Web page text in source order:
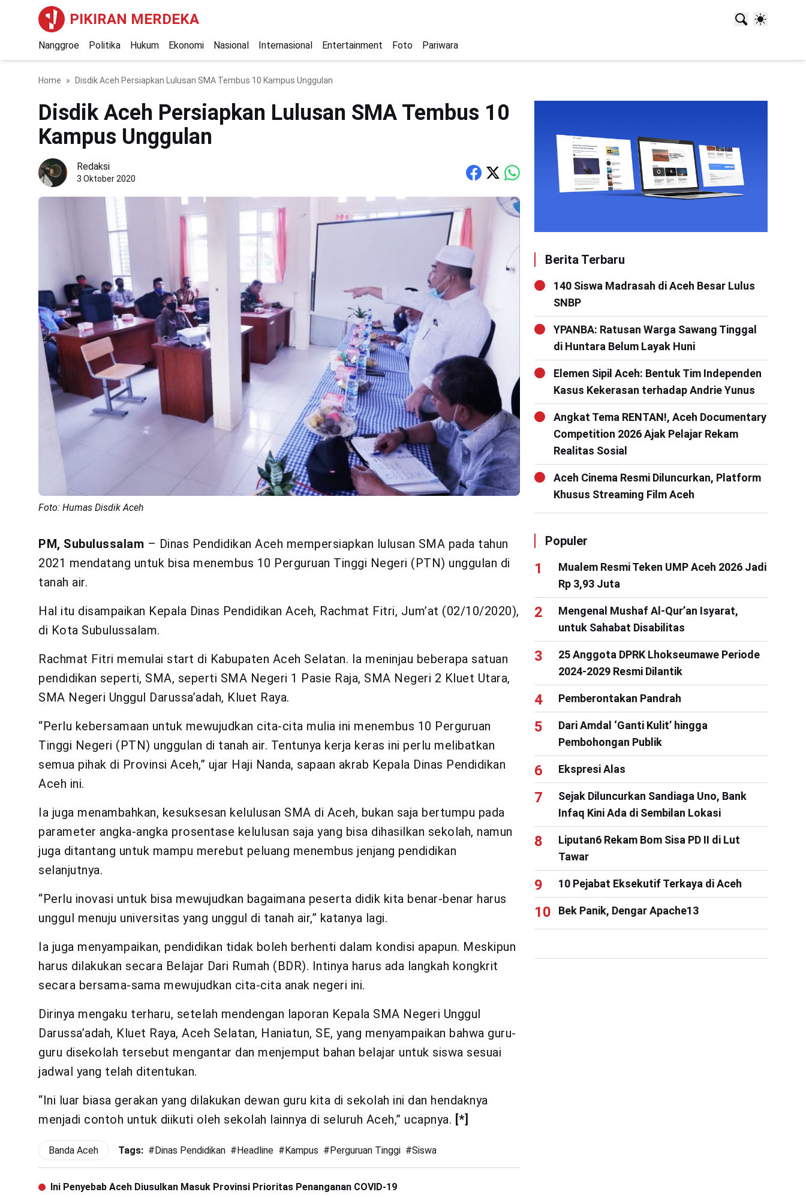
PIKIRAN MERDEKA
Nanggroe Politika Hukum Ekonomi Nasional Internasional Entertainment Foto Pariwara
Home Disdik Aceh Persiapkan Lulusan SMA Tembus 10 Kampus Unggulan
Disdik Aceh Persiapkan Lulusan SMA Tembus 10
Kampus Unggulan
Redaksi
3 Oktober 2020
Foto: Humas Disdik Aceh
PM, Subulussalam – Dinas Pendidikan Aceh mempersiapkan lulusan SMA pada tahun
2021 mendatang untuk bisa menembus 10 Perguruan Tinggi Negeri (PTN) unggulan di
tanah air.
Hal itu disampaikan Kepala Dinas Pendidikan Aceh, Rachmat Fitri, Jum’at (02/10/2020),
di Kota Subulussalam.
Rachmat Fitri memulai start di Kabupaten Aceh Selatan. Ia meninjau beberapa satuan
pendidikan seperti, SMA, seperti SMA Negeri 1 Pasie Raja, SMA Negeri 2 Kluet Utara,
SMA Negeri Unggul Darussa’adah, Kluet Raya.
“Perlu kebersamaan untuk mewujudkan cita-cita mulia ini menembus 10 Perguruan
Tinggi Negeri (PTN) unggulan di tanah air. Tentunya kerja keras ini perlu melibatkan
semua pihak di Provinsi Aceh,” ujar Haji Nanda, sapaan akrab Kepala Dinas Pendidikan
Aceh ini.
Ia juga menambahkan, kesuksesan kelulusan SMA di Aceh, bukan saja bertumpu pada
parameter angka-angka prosentase kelulusan saja yang bisa dihasilkan sekolah, namun
juga ditantang untuk mampu merebut peluang menembus jenjang pendidikan
selanjutnya.
“Perlu inovasi untuk bisa mewujudkan bagaimana peserta didik kita benar-benar harus
unggul menuju universitas yang unggul di tanah air,” katanya lagi.
Ia juga menyampaikan, pendidikan tidak boleh berhenti dalam kondisi apapun. Meskipun
harus dilakukan secara Belajar Dari Rumah (BDR). Intinya harus ada langkah kongkrit
secara bersama-sama mewujudkan cita-cita anak negeri ini.
Dirinya mengaku terharu, setelah mendengan laporan Kepala SMA Negeri Unggul
Darussa’adah, Kluet Raya, Aceh Selatan, Haniatun, SE, yang menyampaikan bahwa guru-
guru disekolah tersebut mengantar dan menjemput bahan belajar untuk siswa sesuai
jadwal yang telah ditentukan.
“Ini luar biasa gerakan yang dilakukan dewan guru kita di sekolah ini dan hendaknya
menjadi contoh untuk diikuti oleh sekolah lainnya di seluruh Aceh,” ucapnya. [*]
Banda Aceh Tags: #Dinas Pendidikan #Headline #Kampus #Perguruan Tinggi #Siswa
Ini Penyebab Aceh Diusulkan Masuk Provinsi Prioritas Penanganan COVID-19
Berita Terbaru
140 Siswa Madrasah di Aceh Besar Lulus
SNBP
YPANBA: Ratusan Warga Sawang Tinggal
di Huntara Belum Layak Huni
Elemen Sipil Aceh: Bentuk Tim Independen
Kasus Kekerasan terhadap Andrie Yunus
Angkat Tema RENTAN!, Aceh Documentary
Competition 2026 Ajak Pelajar Rekam
Realitas Sosial
Aceh Cinema Resmi Diluncurkan, Platform
Khusus Streaming Film Aceh
Populer
Mualem Resmi Teken UMP Aceh 2026 Jadi
Rp 3,93 Juta
Mengenal Mushaf Al-Qur’an Isyarat,
untuk Sahabat Disabilitas
25 Anggota DPRK Lhokseumawe Periode
2024-2029 Resmi Dilantik
Pemberontakan Pandrah
Dari Amdal ‘Ganti Kulit’ hingga
Pembohongan Publik
Ekspresi Alas
Sejak Diluncurkan Sandiaga Uno, Bank
Infaq Kini Ada di Sembilan Lokasi
Liputan6 Rekam Bom Sisa PD II di Lut
Tawar
10 Pejabat Eksekutif Terkaya di Aceh
Bek Panik, Dengar Apache13